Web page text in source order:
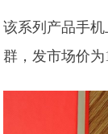
该系列产品手
群，发市场价为